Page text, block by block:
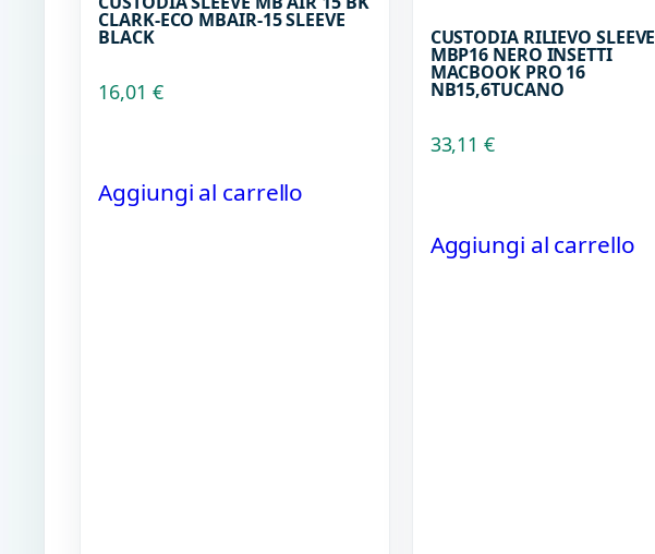
CLARK-ECO MBAIR-15 SLEEVE
BLACK
16,01 €
Aggiungi al carrello
CUSTODIA RILIEVO SLEEVE
MBP16 NERO INSETTI
MACBOOK PRO 16
NB15,6TUCANO
33,11€
Aggiungi al carrello